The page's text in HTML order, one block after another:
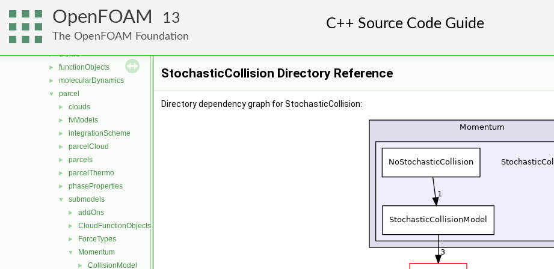
OpenFOAM 13
The OpenFOAM Foundation
generic
lagrangian
basic
► DSMC
► functionObjects
► molecularDynamics
▼ parcel
► clouds
► fvModels
► integrationScheme
► parcelCloud
► parcels
► parcelThermo
► phaseProperties
▼ submodels
► addOns
► CloudFunctionObjects
► ForceTypes
▼ Momentum
► CollisionModel
StochasticCollision Directory Reference
Directory dependency graph for StochasticCollision: